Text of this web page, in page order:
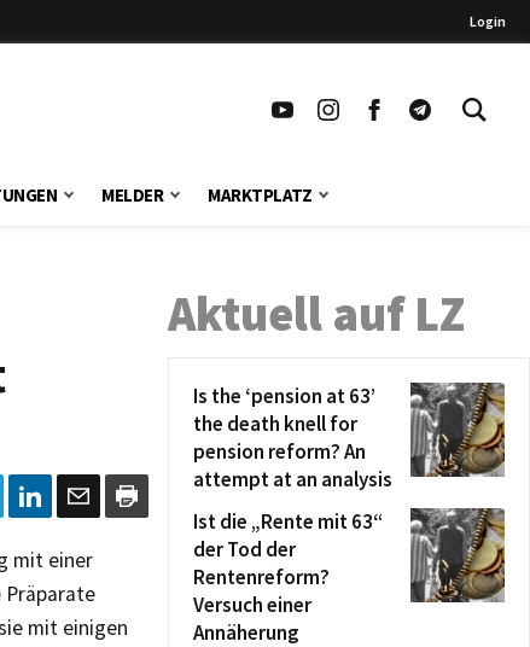
Login
MELDER MARKTPLATZ
mit einer
Präparate
mit einigen
Aktuell auf LZ
Is the ‘pension at 63’
the death knell for
pension reform? An
attempt at an analysis
Ist die „Rente mit 63“
der Tod der
Rentenreform?
Versuch einer
Annäherung